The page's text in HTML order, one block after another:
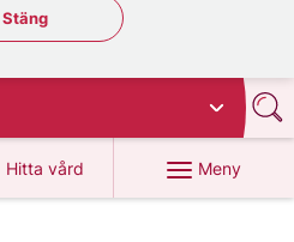
Stäng regionsväljaren
Stäng
Hitta vård
på 1177.se
Meny